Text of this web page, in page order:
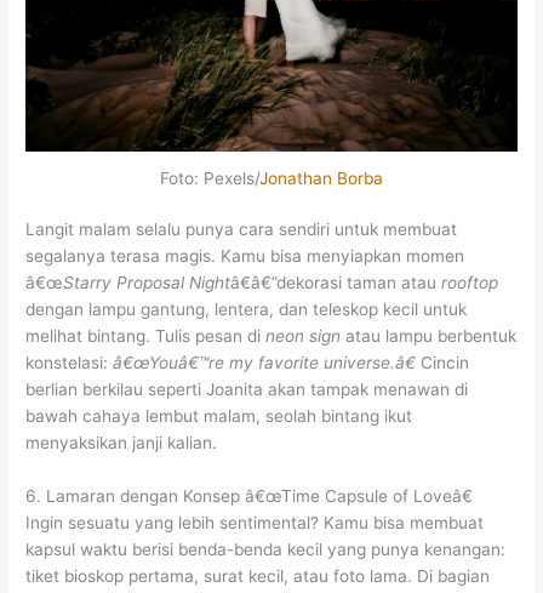
Foto: Pexels/Jonathan Borba
Langit malam selalu punya cara sendiri untuk membuat
segalanya terasa magis. Kamu bisa menyiapkan momen
â€œStarry Proposal Nightâ€â€”dekorasi taman ataurooftop
dengan lampu gantung, lentera, dan teleskop kecil untuk
melihat bintang.Tulis pesan dineon sign atau lampu berbentuk
konstelasi:â€œYouâ€™re my favorite universe.â€ Cincin
berlian berkilau seperti Joanita akan tampak menawan di
bawah cahaya lembut malam, seolah bintang ikut
menyaksikan janji kalian.
6. Lamaran dengan Konsep â€œTime Capsule of Loveâ€
Ingin sesuatu yang lebih sentimental? Kamu bisa membuat
kapsul waktu berisi benda-benda kecil yang punya kenangan:
tiket bioskop pertama, surat kecil, atau foto lama. Di bagian